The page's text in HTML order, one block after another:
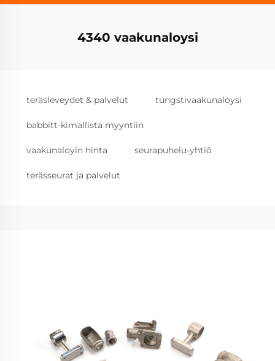
4340 vaakunaloysi
teräsleveydet & palvelut tungstivaakunaloysi
babbitt-kimallista myyntiin
vaakunaloyin hinta seurapuhelu-yhtiö
terässeurat ja palvelut